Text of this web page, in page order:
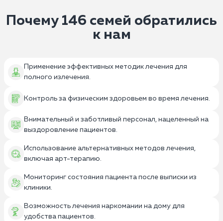
Почему 146 семей обратились
к нам
Применение эффективных методик лечения для
полного излечения.
Контроль за физическим здоровьем во время лечения.
Внимательный и заботливый персонал, нацеленный на
выздоровление пациентов.
Использование альтернативных методов лечения,
включая арт-терапию.
Мониторинг состояния пациента после выписки из
клиники.
Возможность лечения наркомании на дому для
удобства пациентов.